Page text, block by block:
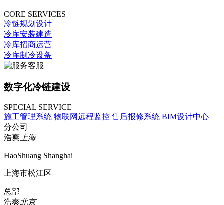
CORE SERVICES
冷链规划设计
冷库安装建造
冷库招商运营
冷库制冷设备
数字化冷链建设
SPECIAL SERVICE
施工管理系统 物联网远程监控 售后报修系统 BIM设计中心
分公司
浩爽上海
HaoShuang Shanghai
上海市松江区
总部
浩爽北京